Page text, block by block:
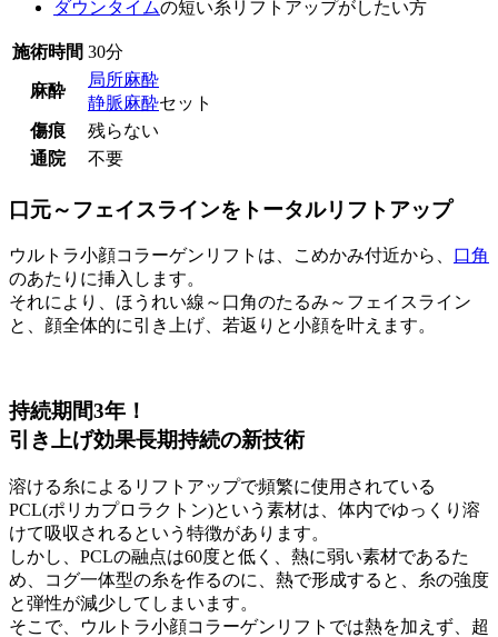
ダウンタイムの短い糸リフトアップがしたい方
施術時間 30分
麻酔
局所麻酔
静脈麻酔セット
傷痕
残らない
通院
不要
口元～フェイスラインをトータルリフトアップ
ウルトラ小顔コラーゲンリフトは、こめかみ付近から、
口角
のあたりに挿入します。
それにより、ほうれい線～口角のたるみ～フェイスライン
と、顔全体的に引き上げ、若返りと小顔を叶えます。
持続期間3年！
引き上げ効果長期持続の新技術
溶ける糸によるリフトアップで頻繁に使用されている
PCL(ポリカプロラクトン)という素材は、体内でゆっくり溶
けて吸収されるという特徴があります。
しかし、PCLの融点は60度と低く、熱に弱い素材であるた
め、コグ一体型の糸を作るのに、熱で形成すると、糸の強度
と弾性が減少してしまいます。
そこで、ウルトラ小顔コラーゲンリフトでは熱を加えず、超